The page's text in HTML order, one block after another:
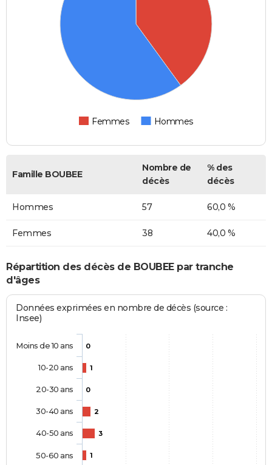
Femmes Hommes
Famille BOUBEE
Nombre de
décès
% des
décès
Hommes 57 60,0 %
Femmes 38 40,0 %
Répartition des décès de BOUBEE par tranche
d'âges
Données exprimées en nombre de décès (source :
Insee)
0
1
0
2
3
1
Moins de 10 ans
10-20 ans
20-30 ans
30-40 ans
40-50 ans
50-60 ans